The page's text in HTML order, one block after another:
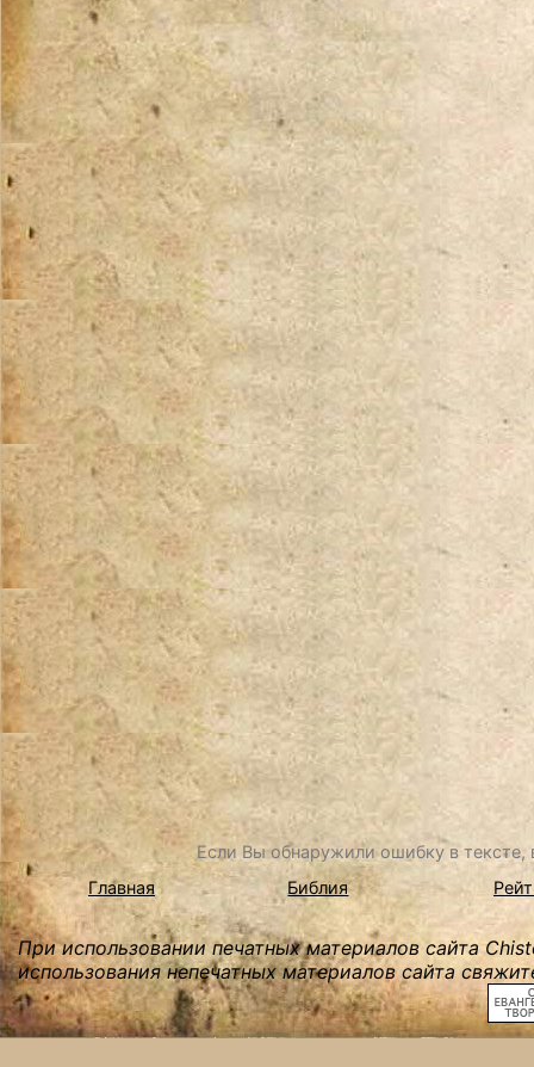
Если Вы обнаружили ошибку в
Главная
Библия
При использовании печатных материалов сайта
использования непечатных материалов сайта